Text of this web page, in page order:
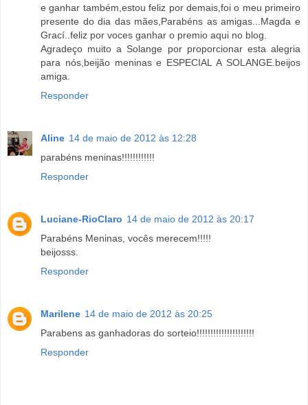
e ganhar também,estou feliz por demais,foi o meu primeiro
presente do dia das mães,Parabéns as amigas...Magda e
Grací..feliz por voces ganhar o premio aqui no blog.
Agradeço muito a Solange por proporcionar esta alegria
para nós,beijão meninas e ESPECIAL A SOLANGE.beijos
amiga.
Responder
Aline 14 de maio de 2012 às 12:28
parabéns meninas!!!!!!!!!!!!
Responder
Luciane-RioClaro 14 de maio de 2012 às 20:17
Parabéns Meninas, vocês merecem!!!!!
beijosss.
Responder
Marilene 14 de maio de 2012 às 20:25
Parabens as ganhadoras do sorteio!!!!!!!!!!!!!!!!!!!!!
Responder